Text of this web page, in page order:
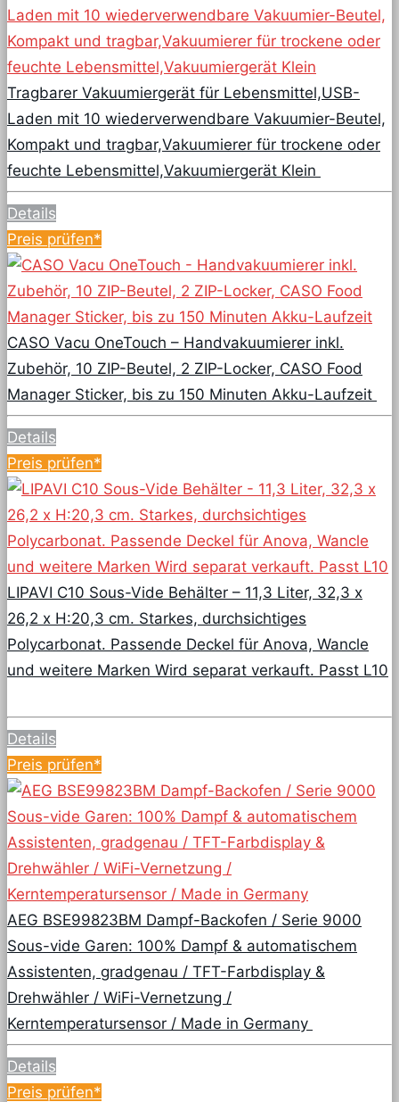
Tragbarer Vakuumiergerät für Lebensmittel,USB-
Laden mit 10 wiederverwendbare Vakuumier-Beutel,
Kompakt und tragbar,Vakuumierer für trockene oder
feuchte Lebensmittel,Vakuumiergerät Klein
Details
Preis prüfen*
CASO Vacu OneTouch – Handvakuumierer inkl.
Zubehör, 10 ZIP-Beutel, 2 ZIP-Locker, CASO Food
Manager Sticker, bis zu 150 Minuten Akku-Laufzeit
Details
Preis prüfen*
LIPAVI C10 Sous-Vide Behälter – 11,3 Liter, 32,3 x
26,2 x H:20,3 cm. Starkes, durchsichtiges
Polycarbonat. Passende Deckel für Anova, Wancle
und weitere Marken Wird separat verkauft. Passt L10
Details
Preis prüfen*
AEG BSE99823BM Dampf-Backofen / Serie 9000
Sous-vide Garen: 100% Dampf & automatischem
Assistenten, gradgenau / TFT-Farbdisplay &
Drehwähler / WiFi-Vernetzung /
Kerntemperatursensor / Made in Germany
Details
Preis prüfen*